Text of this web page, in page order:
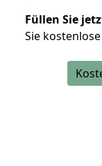
Füllen Sie
Sie